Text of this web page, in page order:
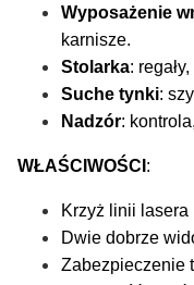
Wyposażenie
karnisze.
Stolarka:
Suche tynki:
Nadzór:
WŁAŚCIWOŚCI :
Krzyż linii lasera
Dwie dobrze
Zabezpieczenie